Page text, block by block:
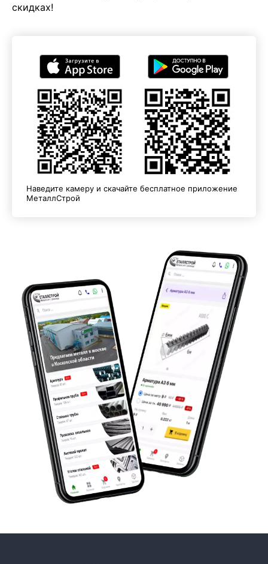
скидках!
Наведите камеру и скачайте бесплатное приложение
МеталлСтрой